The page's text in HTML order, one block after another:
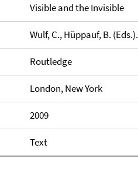
Visible and the Invisible
Wulf, C., Hüppauf, B. (Eds.).
Routledge
London, New York
2009
Text